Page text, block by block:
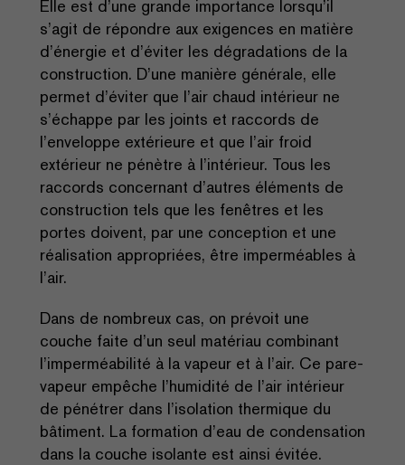
Elle est d’une grande importance lorsqu’il
s’agit de répondre aux exigences en matière
d’énergie et d’éviter les dégradations de la
construction. D’une manière générale, elle
permet d’éviter que l’air chaud intérieur ne
s’échappe par les joints et raccords de
l’enveloppe extérieure et que l’air froid
extérieur ne pénètre à l’intérieur. Tous les
raccords concernant d’autres éléments de
construction tels que les fenêtres et les
portes doivent, par une conception et une
réalisation appropriées, être imperméables à
l’air.
Dans de nombreux cas, on prévoit une
couche faite d’un seul matériau combinant
l’imperméabilité à la vapeur et à l’air. Ce pare-
vapeur empêche l’humidité de l’air intérieur
de pénétrer dans l’isolation thermique du
bâtiment. La formation d’eau de condensation
dans la couche isolante est ainsi évitée.